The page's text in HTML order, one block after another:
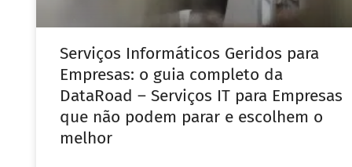
Serviços Informáticos Geridos para
Empresas: o guia completo da
DataRoad – Serviços IT para Empresas
que não podem parar e escolhem o
melhor